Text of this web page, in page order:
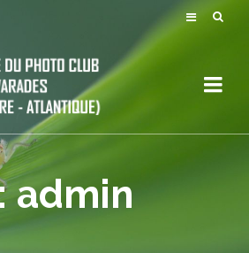
admin